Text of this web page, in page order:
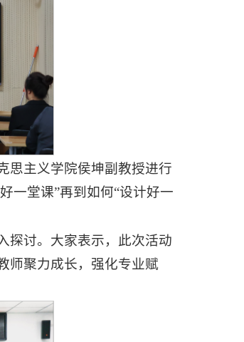
思主义学院侯坤副教授进行
一堂课”再到如何“设计好一
探讨。大家表示，此次活动
师聚力成长，强化专业赋